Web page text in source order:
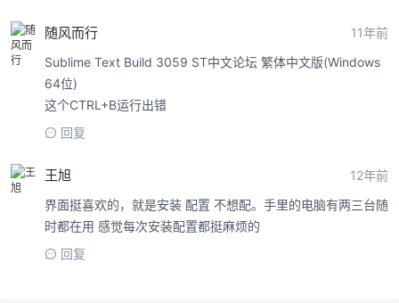
随风而行
11年前
Sublime Text Build 3059 ST中文论坛 繁体中文版(Windows
64位)
这个CTRL+B运行出错
回复
王旭
12年前
界面挺喜欢的，就是安装 配置 不想配。手里的电脑有两三台随
时都在用 感觉每次安装配置都挺麻烦的
回复